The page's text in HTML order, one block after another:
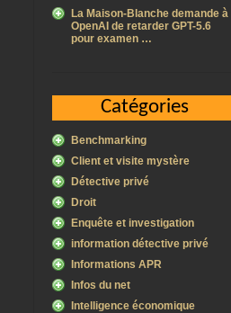
La Maison-Blanche demande à
OpenAI de retarder GPT-5.6
pour examen …
Catégories
Benchmarking
Client et visite mystère
Détective privé
Droit
Enquête et investigation
information détective privé
Informations APR
Infos du net
Intelligence économique